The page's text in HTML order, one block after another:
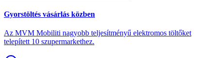
Gyorstöltés vásárlás közben
Az MVM Mobiliti nagyobb teljesítményű elektromos töltőket
telepített 10 szupermarkethez.